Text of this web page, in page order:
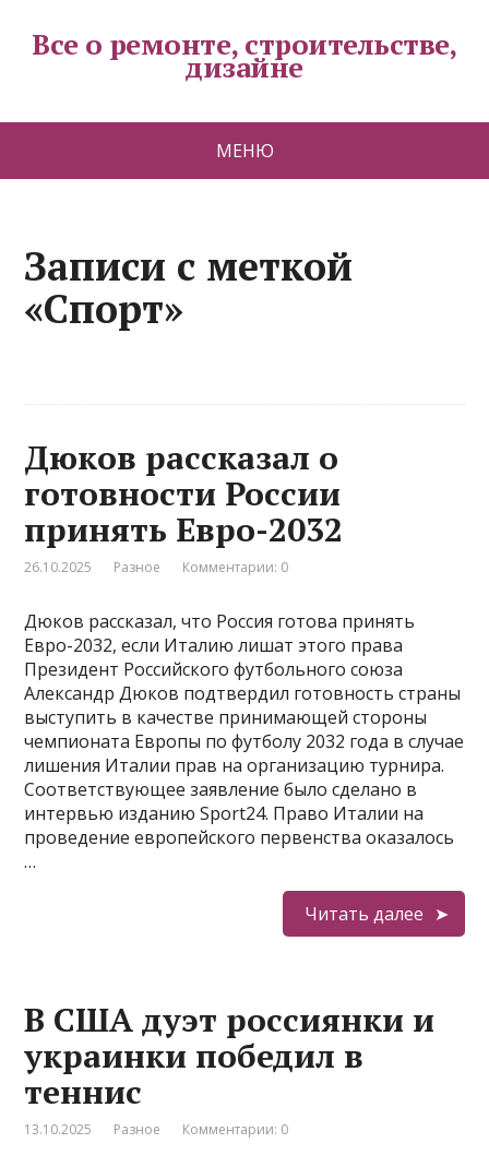
Все о ремонте, строительстве,
дизайне
МЕНЮ
Записи с меткой
«Спорт»
Дюков рассказал о
готовности России
принять Евро-2032
26.10.2025 Разное Комментарии: 0
Дюков рассказал, что Россия готова принять
Евро-2032, если Италию лишат этого права
Президент Российского футбольного союза
Александр Дюков подтвердил готовность страны
выступить в качестве принимающей стороны
чемпионата Европы по футболу 2032 года в случае
лишения Италии прав на организацию турнира.
Соответствующее заявление было сделано в
интервью изданию Sport24. Право Италии на
проведение европейского первенства оказалось
…
Читать далее
В США дуэт россиянки и
украинки победил в
теннис
13.10.2025 Разное Комментарии: 0